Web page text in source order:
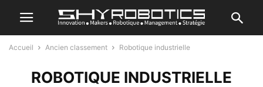
Accueil Ancien classement Robotique industrielle
ROBOTIQUE INDUSTRIELLE